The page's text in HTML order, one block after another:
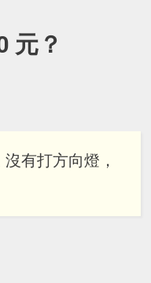
元？
有打方向燈，